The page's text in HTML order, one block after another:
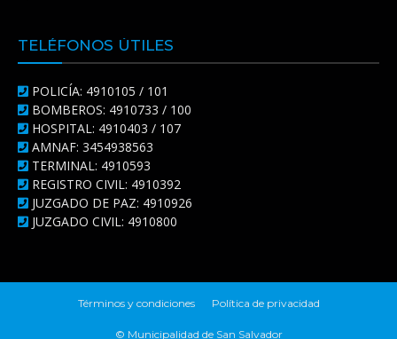
TELÉFONOS ÚTILES
POLICÍA: 4910105 / 101
BOMBEROS: 4910733 / 100
HOSPITAL: 4910403 / 107
AMNAF: 3454938563
TERMINAL: 4910593
REGISTRO CIVIL: 4910392
JUZGADO DE PAZ: 4910926
JUZGADO CIVIL: 4910800
Términos y condiciones Política de privacidad
© Municipalidad de San Salvador